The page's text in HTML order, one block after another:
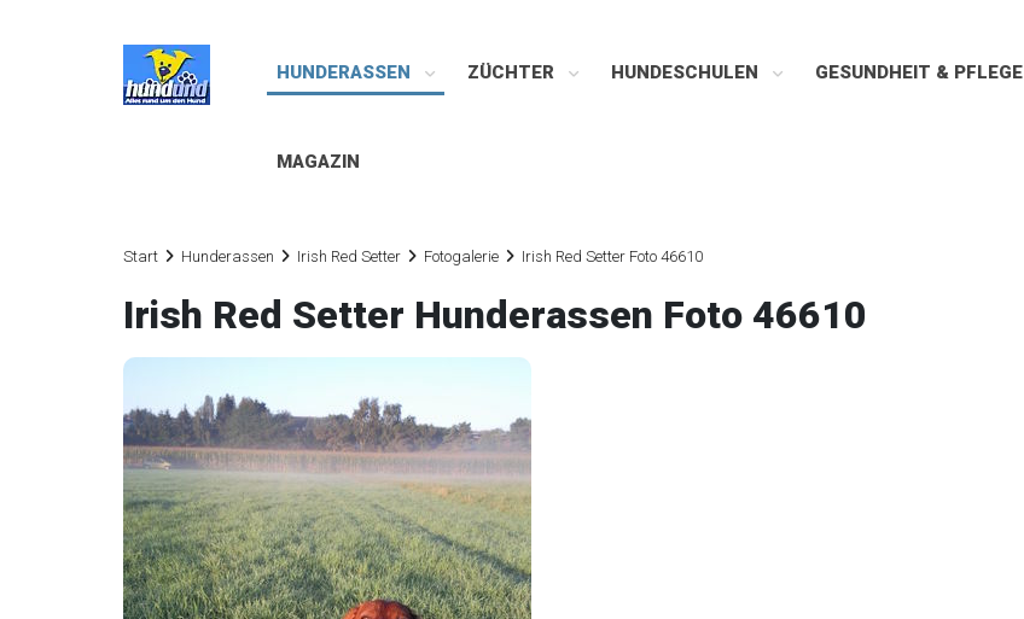
HUNDERASSEN ZÜCHTER HUNDESCHULEN GESUNDHEIT & PFLEGE
MAGAZIN
Start Hunderassen Irish Red Setter Fotogalerie Irish Red Setter Foto 46610
Irish Red Setter Hunderassen Foto 46610